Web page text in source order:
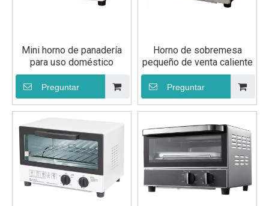
Mini horno de panadería
para uso doméstico
Preguntar
Horno de sobremesa
pequeño de venta caliente
Preguntar